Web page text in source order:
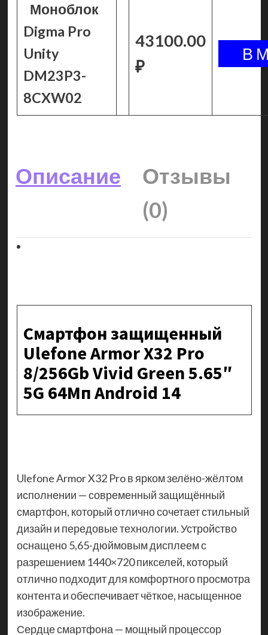
Моноблок
Digma Pro
Unity
DM23P3-
8CXW02
43100.00
₽
Описание
Отзывы
(0)
Смартфон защищенный
Ulefone Armor X32 Pro
8/256Gb Vivid Green 5.65″
5G 64Мп Android 14
Ulefone Armor X32 Pro в ярком зелёно-жёлтом
исполнении — современный защищённый
смартфон, который отлично сочетает стильный
дизайн и передовые технологии. Устройство
оснащено 5,65-дюймовым дисплеем с
разрешением 1440×720 пикселей, который
отлично подходит для комфортного просмотра
контента и обеспечивает чёткое, насыщенное
изображение.
Сердце смартфона — мощный процессор